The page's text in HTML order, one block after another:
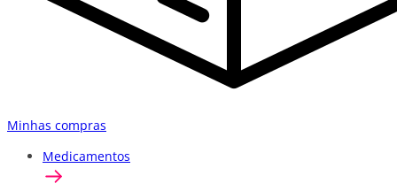
Minhas compras
Medicamentos